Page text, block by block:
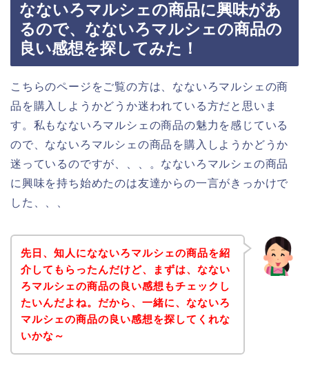
なないろマルシェの商品に興味があ
るので、なないろマルシェの商品の
良い感想を探してみた！
こちらのページをご覧の方は、なないろマルシェの商
品を購入しようかどうか迷われている方だと思いま
す。私もなないろマルシェの商品の魅力を感じている
ので、なないろマルシェの商品を購入しようかどうか
迷っているのですが、、、。なないろマルシェの商品
に興味を持ち始めたのは友達からの一言がきっかけで
した、、、
先日、知人になないろマルシェの商品を紹
介してもらったんだけど、まずは、なない
ろマルシェの商品の良い感想もチェックし
たいんだよね。だから、一緒に、なないろ
マルシェの商品の良い感想を探してくれな
いかな～